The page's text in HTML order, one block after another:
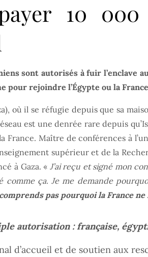
10
sont autorisés à fuir l’enclave
pour rejoindre l’Égypte ou la
où il se réfugie depuis que sa
est une denrée rare depuis
Maître de conférences à
supérieur et de la
à Gaza. « J’ai reçu et signé mon
comme ça. Je me demande
pas pourquoi la France
autorisation : française,
d’accueil et de soutien aux